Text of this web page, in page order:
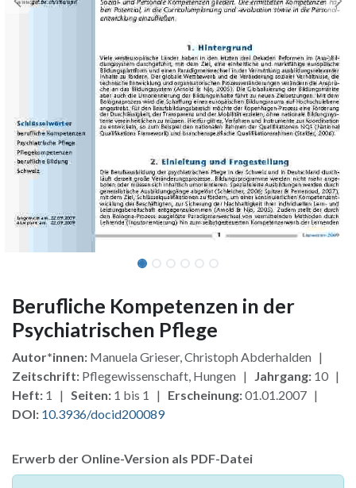
Berufliche Kompetenzen in der
Psychiatrischen Pflege
Autor*innen: Manuela Grieser, Christoph Abderhalden |
Zeitschrift: Pflegewissenschaft, Hungen | Jahrgang: 10 |
Heft: 1 | Seiten: 1 bis 1 | Erscheinung:01.01.2007 |
DOI: 10.3936/docid200089
Erwerb der Online-Version als PDF-Datei